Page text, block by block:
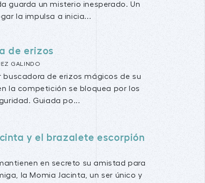
guarda un misterio inesperado. Un
la impulsa a inicia...
de erizos
GALINDO
buscadora de erizos mágicos de su
la competición se bloquea por los
Guiada po...
y el brazalete escorpión
en secreto su amistad para
la Momia Jacinta, un ser único y